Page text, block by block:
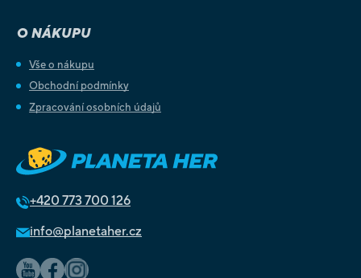
O NÁKUPU
Vše o nákupu
Obchodní podmínky
Zpracování osobních údajů
+420 773 700 126
info@planetaher.cz